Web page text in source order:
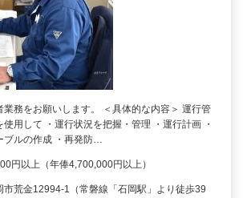
業務をお願いします。 ＜具体的な内容＞ 運行管
使用して ・運行状況を把握・管理 ・運行計画 ・
ブルの作成 ・再発防…
円以上（年俸4,700,000円以上）
市荒金12994-1（常磐線「石岡駅」より徒歩39